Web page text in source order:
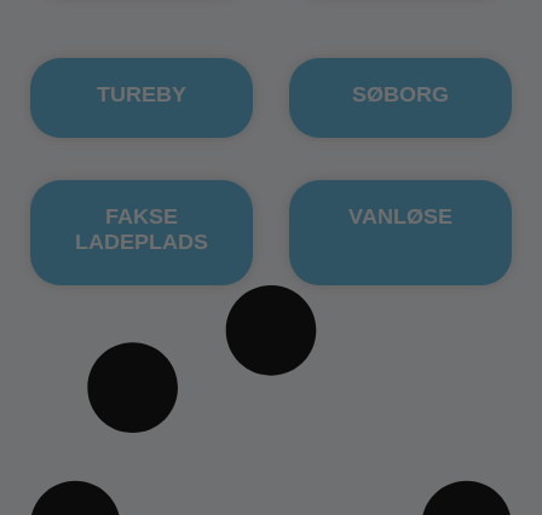
TUREBY SØBORG
FAKSE
LADEPLADS
VANLØSE